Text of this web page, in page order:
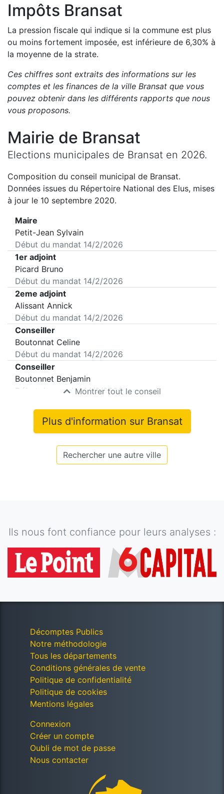
Impôts Bransat
La pression fiscale qui indique si la commune est plus
ou moins fortement imposée, est inférieure de 6,30% à
la moyenne de la strate.
Ces chiffres sont extraits des informations sur les
comptes et les finances de la ville Bransat que vous
pouvez obtenir dans les différents rapports que nous
vous proposons.
Mairie de Bransat
Elections municipales de Bransat en 2026.
Composition du conseil municipal de Bransat.
Données issues du Répertoire National des Elus, mises
à jour le 10 septembre 2020.
Maire
Petit-Jean Sylvain
Début du mandat 14/2/2026
1er adjoint
Picard Bruno
Début du mandat 14/2/2026
2eme adjoint
Alissant Annick
Début du mandat 14/2/2026
Conseiller
Boutonnat Celine
Début du mandat 14/2/2026
Conseiller
Boutonnet Benjamin
Début du mandat14/2/2026
Montrer tout le conseil
Plus d'information sur Bransat
Rechercher une autre ville
Ils nous font confiance pour leurs analyses :
Décomptes Publics
Notre méthodologie
Tous les départements
Conditions générales de vente
Politique de confidentialité
Politique de cookies
Mentions légales
Connexion
Créer un compte
Oubli de mot de passe
Nous contacter